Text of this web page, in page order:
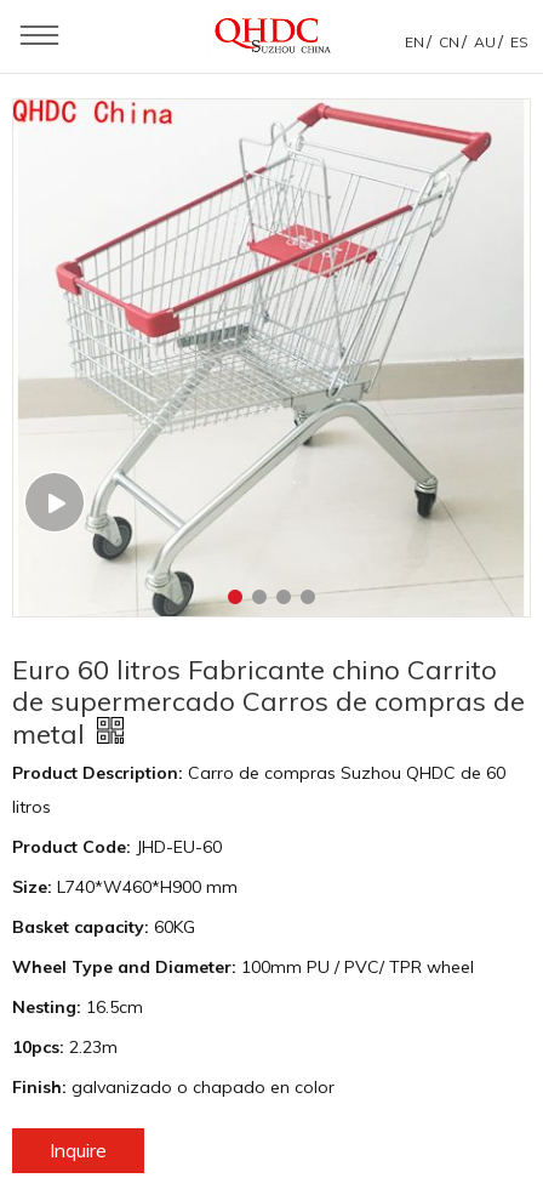
EN / CN / AU / ES
Casa
» Productos Carrito de compras
»
Euro 60 litros Fabricante chino Carrito de supermercado
Carros de compras de metal
Euro 60 litros Fabricante chino Carrito
de supermercado Carros de compras de
metal
Product Description: Carro de compras Suzhou QHDC de 60
litros
Product Code: JHD-EU-60
Size: L740*W460*H900 mm
Basket capacity: 60KG
Wheel Type and Diameter: 100mm PU / PVC/ TPR wheel
Nesting: 16.5cm
10pcs: 2.23m
Finish: galvanizado o chapado en color
Inquire